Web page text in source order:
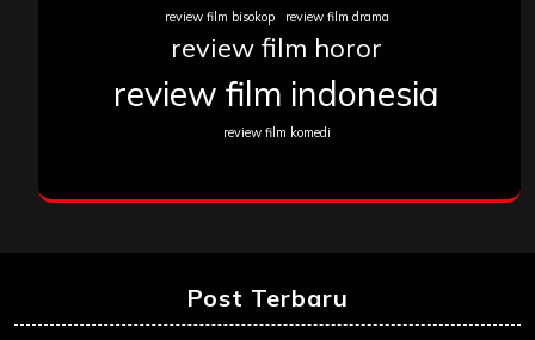
review film bisokop review film drama
review film horor
review film indonesia
review film komedi
Post Terbaru